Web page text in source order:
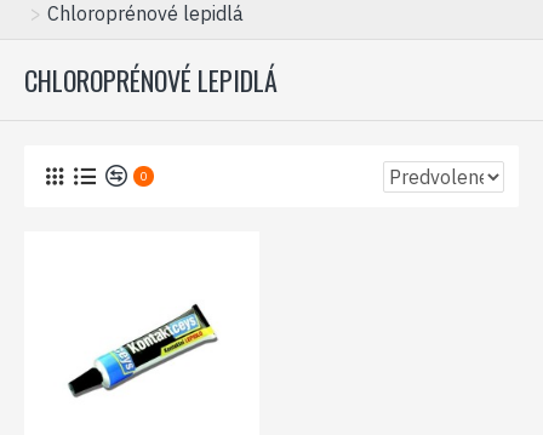
Chloroprénové lepidlá
CHLOROPRÉNOVÉ LEPIDLÁ
0